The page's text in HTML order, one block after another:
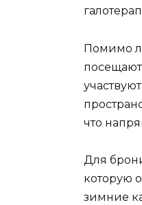
Помимо
что
Для
которую
зимние